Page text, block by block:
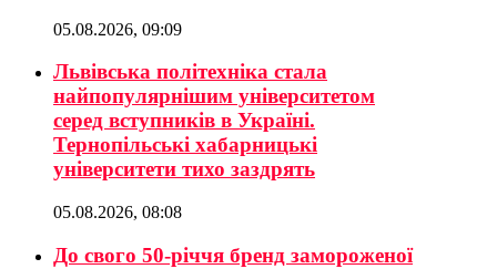
05.08.2026, 09:09
Львівська політехніка стала
найпопулярнішим університетом
серед вступників в Україні.
Тернопільські хабарницькі
університети тихо заздрять
05.08.2026, 08:08
До свого 50-річчя бренд замороженої